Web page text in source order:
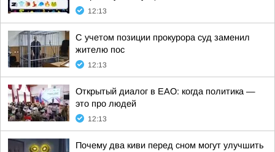
12:13
С учетом позиции прокурора суд заменил
жителю пос
12:13
Открытый диалог в ЕАО: когда политика —
это про людей
12:13
Почему два киви перед сном могут улучшить